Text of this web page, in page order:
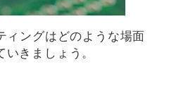
ィングはどのような場面
きましょう。